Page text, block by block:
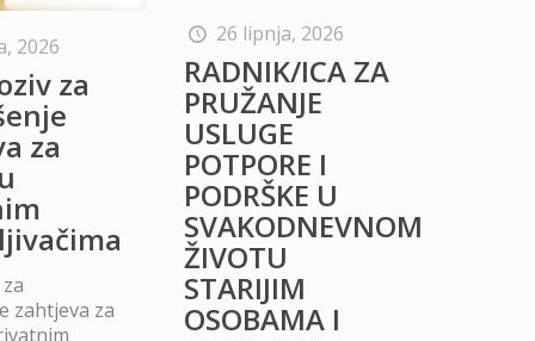
2026
za
za
zahtjeva za
26 lipnja, 2026
RADNIK/ICA ZA
PRUŽANJE
USLUGE
POTPORE I
PODRŠKE U
SVAKODNEVNOM
ŽIVOTU
STARIJIM
OSOBAMA I